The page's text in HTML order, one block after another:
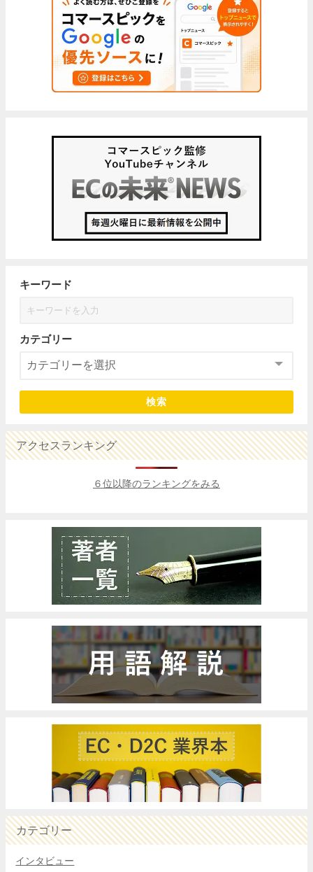
キーワード
カテゴリー
検索
アクセスランキング
６位以降のランキングをみる
カテゴリー
インタビュー